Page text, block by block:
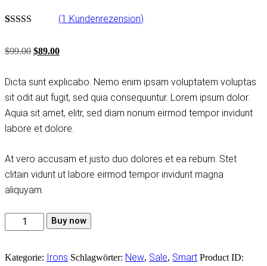
von 5,
Kundenbewertung
(1 Kundenrezension)
$99.00 Ursprünglicher
war:
$99.00
$89.00Aktueller
ist:
$89.00.
Dicta sunt explicabo. Nemo enim ipsam voluptatem voluptas
sit odit aut fugit, sed quia consequuntur. Lorem ipsum dolor.
Aquia sit amet, elitr, sed diam nonum eirmod tempor invidunt
labore et dolore.
At vero accusam et justo duo dolores et ea rebum. Stet
clitain vidunt ut labore eirmod tempor invidunt magna
aliquyam.
Buy now
Kategorie: Irons Schlagwörter: New, Sale, Smart Product ID: